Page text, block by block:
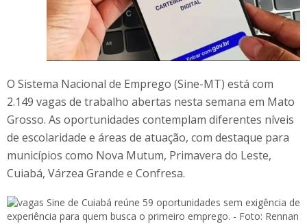
O Sistema Nacional de Emprego (Sine-MT) está com
2.149 vagas de trabalho abertas nesta semana em Mato
Grosso. As oportunidades contemplam diferentes níveis
de escolaridade e áreas de atuação, com destaque para
municípios como Nova Mutum, Primavera do Leste,
Cuiabá, Várzea Grande e Confresa.